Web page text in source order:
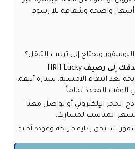
واضحة وشفافة بلا رسوم
وتحتاج إلى ترتيب التنقل؟
إلى رصيف
بعد انتهاء الأمسية. سيارة أنيقة،
الحجز الإلكتروني أو تواصل معنا
المناسب لمسارك.
تستحق بداية مريحة وعودة آمنة.